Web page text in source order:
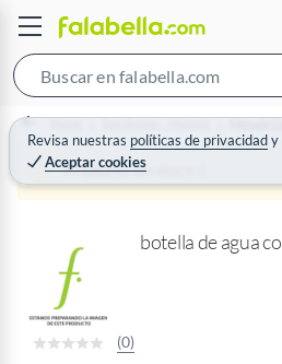
e
a
c
B
Revisa nuestras políticas de privacidady
Aceptar cookies
Home Decohogar - Menaje Menaje
Producto sin stock :(
botella de agua
(0)